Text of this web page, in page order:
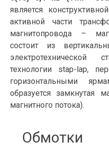
является
активной части
магнитопровода –
состоит из
технологии stap-lap,
горизонтальными
образуется замкнутая
магнитного потока).